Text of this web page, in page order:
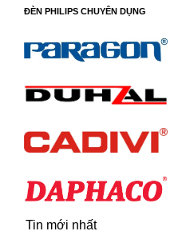
ĐÈN PHILIPS CHUYÊN DỤNG
Tin mới nhất